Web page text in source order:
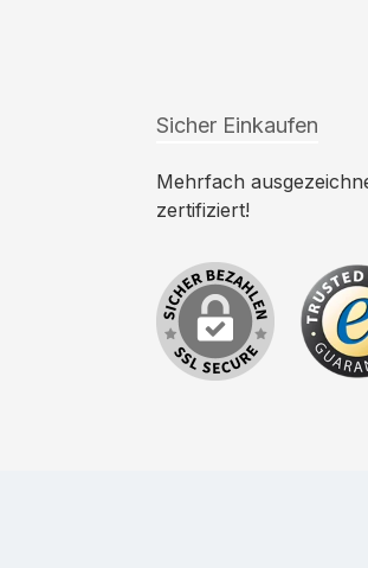
Sicher Einkaufen
Mehrfach
zertifiziert!